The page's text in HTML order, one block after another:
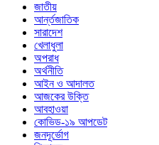
জাতীয়
আর্ন্তজাতিক
সারাদেশ
খেলাধুলা
অপরাধ
অর্থনীতি
আইন ও আদালত
আজকের উক্তি
আবহাওয়া
কোভিড-১৯ আপডেট
জনদূর্ভোগ